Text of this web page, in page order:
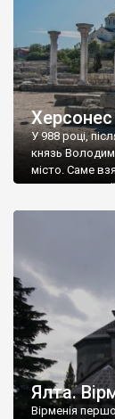
У 988 році,
князь
місто. Саме
диктувати
Херсонесі
А потім було
Ялта.
Вірменія